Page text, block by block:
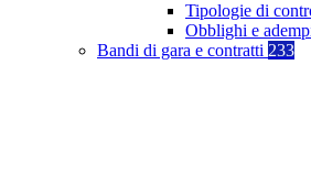
Tipologie di
Obblighi e
Bandi di gara e contratti 233